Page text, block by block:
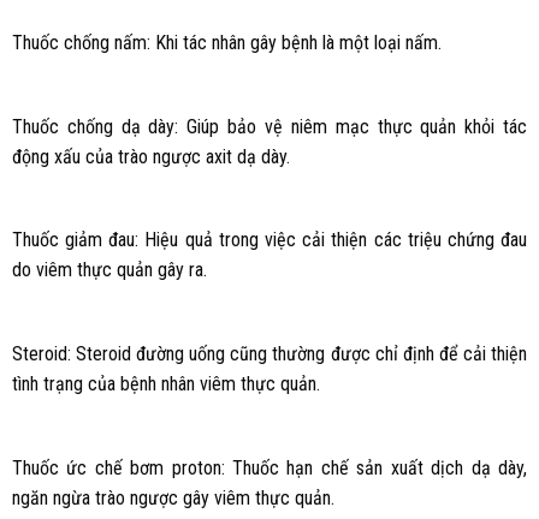
Thuốc chống nấm: Khi tác nhân gây bệnh là một loại nấm.
Thuốc chống dạ dày: Giúp bảo vệ niêm mạc thực quản khỏi tác
động xấu của trào ngược axit dạ dày.
Thuốc giảm đau: Hiệu quả trong việc cải thiện các triệu chứng đau
do viêm thực quản gây ra.
Steroid: Steroid đường uống cũng thường được chỉ định để cải thiện
tình trạng của bệnh nhân viêm thực quản.
Thuốc ức chế bơm proton: Thuốc hạn chế sản xuất dịch dạ dày,
ngăn ngừa trào ngược gây viêm thực quản.